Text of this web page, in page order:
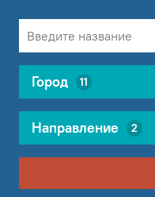
Город 11
Направление 2